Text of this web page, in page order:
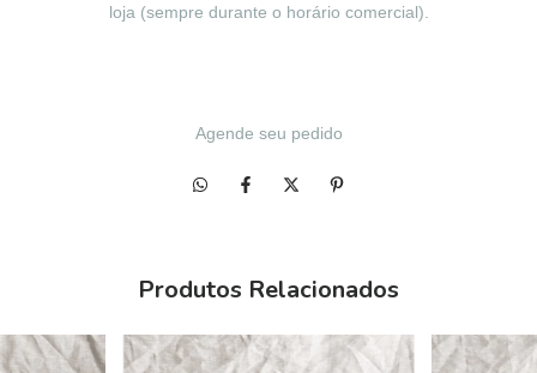
loja (sempre durante o horário comercial).
Agende seu pedido
Produtos Relacionados